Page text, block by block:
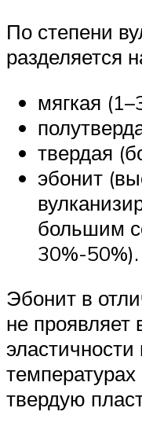
По степени
разделяется
мягкая
твердая
эбонит
большим
30%-50%).
Эбонит в
не проявляет
твердую